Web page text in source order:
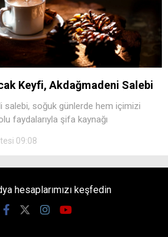
Keyfi, Akdağmadeni Salebi
salebi, soğuk günlerde hem içimizi
faydalarıyla şifa kaynağı
09:08
hesaplarımızı keşfedin